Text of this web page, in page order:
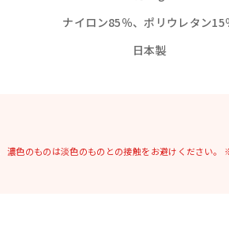
ナイロン85％、ポリウレタン15
日本製
濃色のものは淡色のものとの接触をお避けください。